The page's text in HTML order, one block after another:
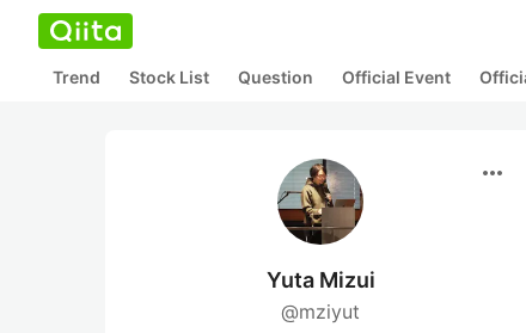
Trend Stock List Question Official Event
more_horiz
Yuta Mizui
@mziyut